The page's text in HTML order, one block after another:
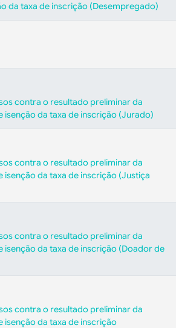
da taxa de inscrição (Desempregado)
contra o resultado preliminar da
isenção da taxa de inscrição (Jurado)
contra o resultado preliminar da
isenção da taxa de inscrição (Justiça
contra o resultado preliminar da
isenção da taxa de inscrição (Doador de
contra o resultado preliminar da
isenção da taxa de inscrição